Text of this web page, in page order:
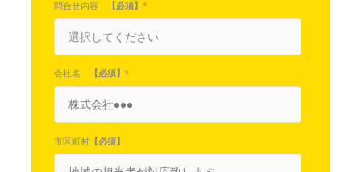
問合せ内容 【必須】 *
会社名 【必須】 *
市区町村【必須】